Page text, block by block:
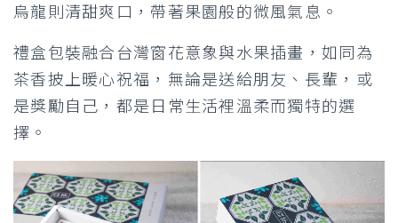
烏龍則清甜爽口，帶著果園般的微風氣息。
禮盒包裝融合台灣窗花意象與水果插畫，如同為
茶香披上暖心祝福，無論是送給朋友、長輩，或
是獎勵自己，都是日常生活裡溫柔而獨特的選
擇。